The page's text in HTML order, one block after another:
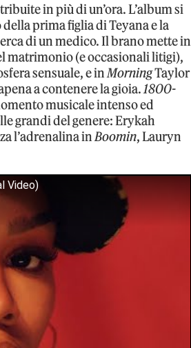
in più di un’ora. L’album si
prima figlia di Teyana e la
di un medico. Il brano mette in
matrimonio (e occasionali litigi),
sensuale, e inMorningTaylor
a contenere la gioia.1800-
musicale intenso ed
grandi del genere: Erykah
l’adrenalina inBoomin, Lauryn
Video)